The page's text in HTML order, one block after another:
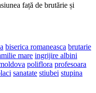
față de brutărie și
biserica romaneasca brutarie
mare ingrijire albini
poliflora profesoara
sanatate stiubei stupina